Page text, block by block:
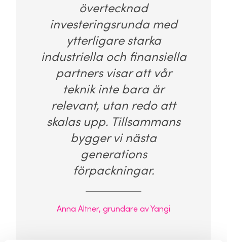
övertecknad
investeringsrunda med
ytterligare starka
industriella och finansiella
partners visar att vår
teknik inte bara är
relevant, utan redo att
skalas upp. Tillsammans
bygger vi nästa
generations
förpackningar.
Anna Altner, grundare av Yangi